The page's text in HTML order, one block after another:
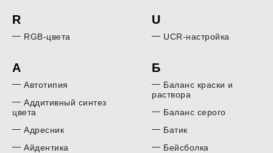
R
RGB-цвета
U
UCR-настройка
А
Автотипия
Аддитивный синтез
цвета
Адресник
Айдентика
Б
Баланс краски и
раствора
Баланс серого
Батик
Бейсболка